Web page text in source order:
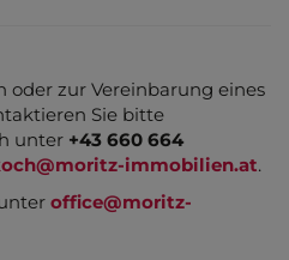
zur Vereinbarung eines
Sie bitte
unter +43 660 664
immobilien.at.
office@moritz-